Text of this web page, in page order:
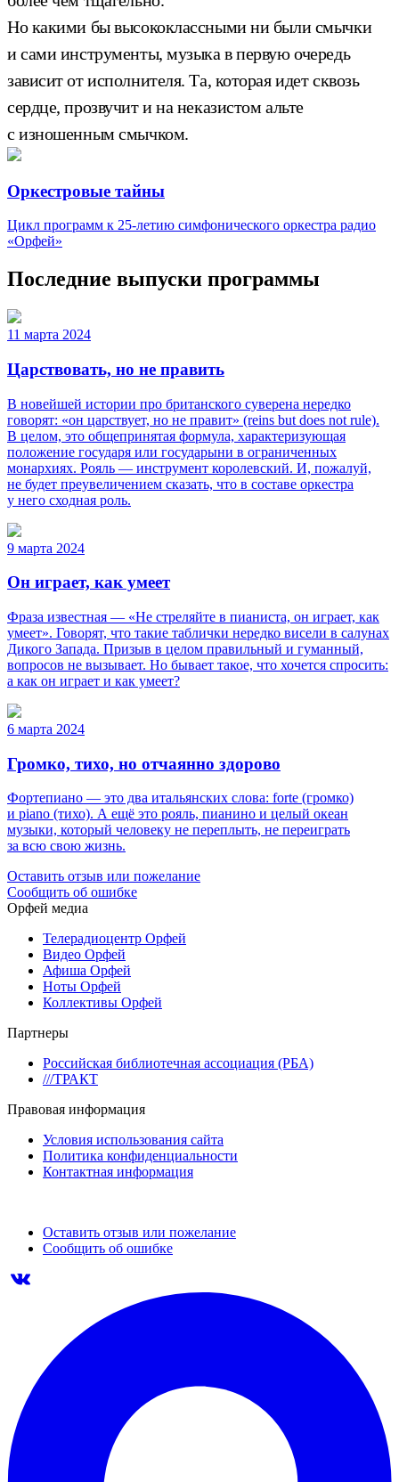
Но какими бы высококлассными ни были смычки
и сами инструменты, музыка в первую очередь
зависит от исполнителя. Та, которая идет сквозь
сердце, прозвучит и на неказистом альте
с изношенным смычком.
Оркестровые тайны
Цикл программ к 25-летию симфонического оркестра радио
«Орфей»
Последние выпуски программы
11 марта 2024
Царствовать, но не править
В новейшей истории про британского суверена нередко
говорят: «он царствует, но не правит» (reins but does not rule).
В целом, это общепринятая формула, характеризующая
положение государя или государыни в ограниченных
монархиях. Рояль — инструмент королевский. И, пожалуй,
не будет преувеличением сказать, что в составе оркестра
у него сходная роль.
9 марта 2024
Он играет, как умеет
Фраза известная — «Не стреляйте в пианиста, он играет, как
умеет». Говорят, что такие таблички нередко висели в салунах
Дикого Запада. Призыв в целом правильный и гуманный,
вопросов не вызывает. Но бывает такое, что хочется спросить:
а как он играет и как умеет?
6 марта 2024
Громко, тихо, но отчаянно здорово
Фортепиано — это два итальянских слова: forte (громко)
и piano (тихо). А ещё это рояль, пианино и целый океан
музыки, который человеку не переплыть, не переиграть
за всю свою жизнь.
Оставить отзыв или пожелание
Сообщить об ошибке
Орфей медиа
Телерадиоцентр Орфей
Видео Орфей
Афиша Орфей
Ноты Орфей
Коллективы Орфей
Партнеры
Российская библиотечная ассоциация (РБА)
///ТРАКТ
Правовая информация
Условия использования сайта
Политика конфиденциальности
Контактная информация
Оставить отзыв или пожелание
Сообщить об ошибке